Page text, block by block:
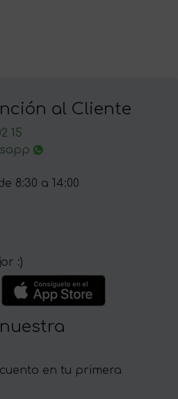
al Cliente
15
8:30 a 14:00
:)
en tu primera